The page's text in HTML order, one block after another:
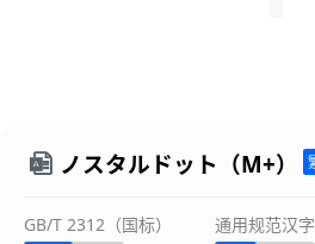
ノスタルドット（M+）
GB/T 2312（国标）
通用规范汉字